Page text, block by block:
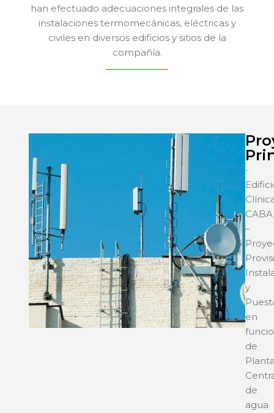
han efectuado adecuaciones integrales de las
instalaciones termomecánicas, eléctricas y
civiles en diversos edificios y sitios de la
compañía.
•
CABA
–
y
en
de
de
agua